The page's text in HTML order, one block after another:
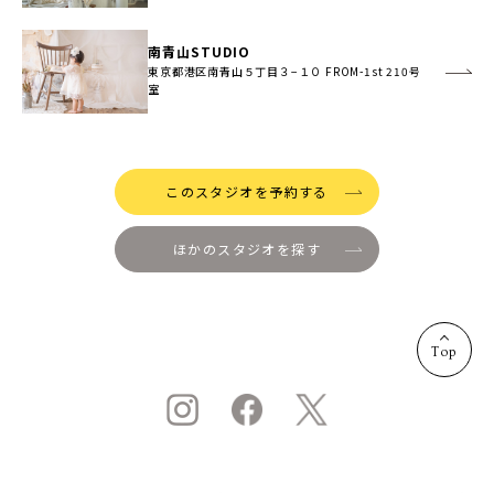
南青山STUDIO
東京都港区南青山５丁目３−１０ FROM-1st 210号
室
このスタジオを予約する
ほかのスタジオを探す
Top